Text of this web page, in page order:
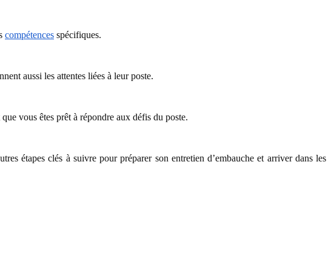
compétences spécifiques.
aussi les attentes liées à leur poste.
vous êtes prêt à répondre aux défis du poste.
étapes clés à suivre pour préparer son entretien d’embauche et arriver dans les